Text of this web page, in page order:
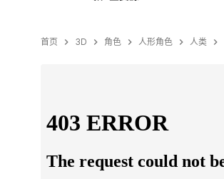
首页 3D 角色 人形角色 人类